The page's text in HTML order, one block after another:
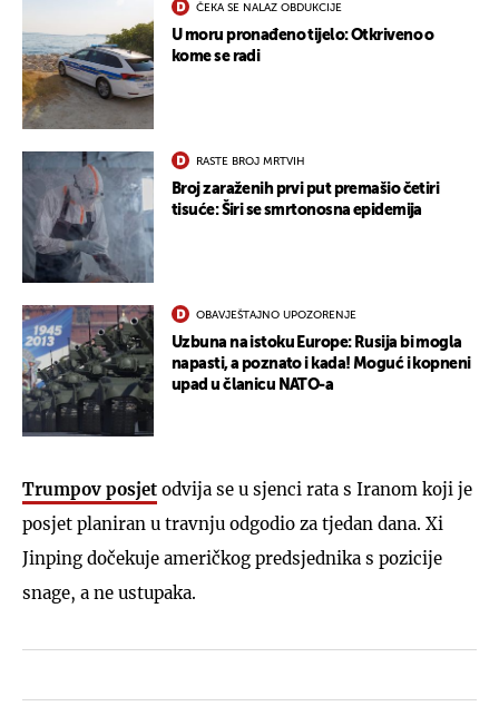
ČEKA SE NALAZ OBDUKCIJE
U moru pronađeno tijelo: Otkriveno o
kome se radi
RASTE BROJ MRTVIH
Broj zaraženih prvi put premašio četiri
tisuće: Širi se smrtonosna epidemija
OBAVJEŠTAJNO UPOZORENJE
Uzbuna na istoku Europe: Rusija bi mogla
napasti, a poznato i kada! Moguć i kopneni
upad u članicu NATO-a
Trumpov posjet odvija se u sjenci rata s Iranom koji je
posjet planiran u travnju odgodio za tjedan dana. Xi
Jinping dočekuje američkog predsjednika s pozicije
snage, a ne ustupaka.